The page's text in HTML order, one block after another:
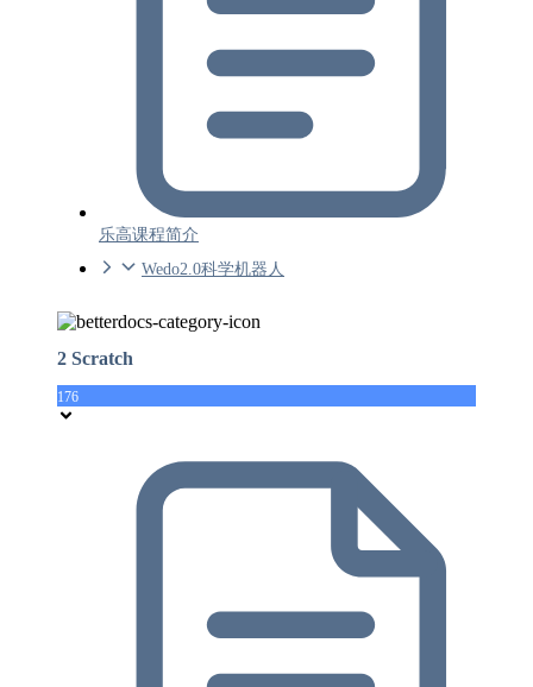
乐高课程简介
Wedo2.0科学机器人
2 Scratch
176